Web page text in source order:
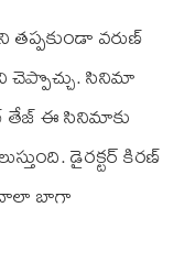
వరుణ్
చెప్పొచ్చు. సినిమా
తేజ్ ఈ సినిమాకు
డైరక్టర్ కిరణ్
బాగా